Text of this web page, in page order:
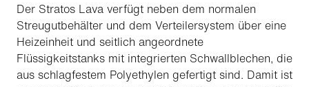
Der Stratos Lava verfügt neben dem normalen
Streugutbehälter und dem Verteilersystem über eine
Heizeinheit und seitlich angeordnete
Flüssigkeitstanks mit integrierten Schwallblechen, die
aus schlagfestem Polyethylen gefertigt sind. Damit ist